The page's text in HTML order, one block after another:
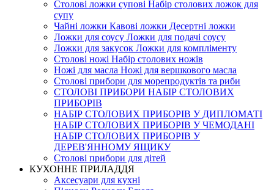
Столові ложки супові Набір столових ложок для
супу
Чайні ложки Кавові ложки Десертні ложки
Ложки для соусу Ложки для подачі соусу
Ложки для закусок Ложки для компліменту
Столові ножі Набір столових ножів
Ножі для масла Ножі для вершкового масла
Столові прибори для морепродуктів та риби
СТОЛОВІ ПРИБОРИ НАБІР СТОЛОВИХ
ПРИБОРІВ
НАБІР СТОЛОВИХ ПРИБОРІВ У ДИПЛОМАТІ
НАБІР СТОЛОВИХ ПРИБОРІВ У ЧЕМОДАНІ
НАБІР СТОЛОВИХ ПРИБОРІВ У
ДЕРЕВ'ЯННОМУ ЯЩИКУ
Столові прибори для дітей
КУХОННЕ ПРИЛАДДЯ
Аксесуари для кухні